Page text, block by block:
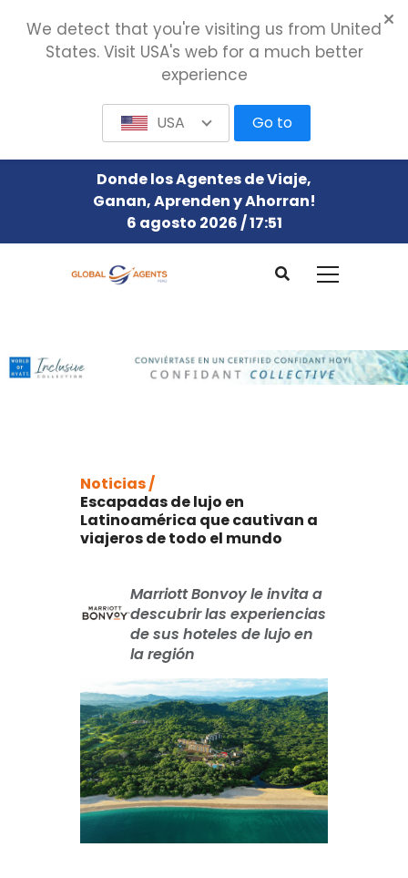
Donde los Agentes de Viaje,
Ganan, Aprenden y Ahorran!
6 agosto 2026 / 17:51
Noticias /
Escapadas de lujo en
Latinoamérica que cautivan a
viajeros de todo el mundo
Marriott Bonvoy le invita a
descubrir las experiencias
de sus hoteles de lujo en
la región
We detect that you're visiting us from United
States. Visit USA's web for a much better
experience
USA Go to